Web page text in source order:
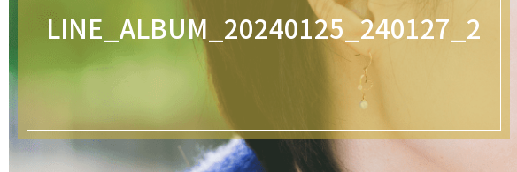
LINE_ALBUM_20240125_240127_2